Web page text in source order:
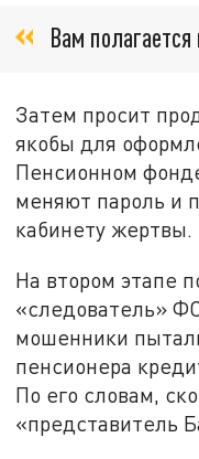
Вам
Затем просит
якобы для
Пенсионном
меняют пароль и
кабинету жертвы.
На втором этапе
«следователь»
мошенники
пенсионера
По его словам,
«представитель